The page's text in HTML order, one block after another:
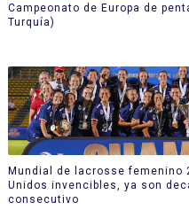
Campeonato de Europa de
Turquía)
Mundial de lacrosse femenino
Unidos invencibles, ya son
consecutivo